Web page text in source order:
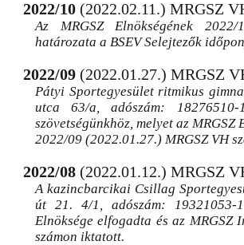
2022/10 (2022.02.11.) MRGSZ
Az MRGSZ Elnökségének
határozata a BSEV Selejtezők
2022/09 (2022.01.27.) MRGSZ
Pátyi Sportegyesület ritmikus
utca 63/a, adószám:
szövetségünkhöz, melyet az
2022/09 (2022.01.27.) MRGSZ VH
2022/08 (2022.01.12.) MRGSZ
A kazincbarcikai Csillag
út 21. 4/1, adószám: 19321053-
Elnöksége elfogadta és az MRGSZ
számon iktatott.